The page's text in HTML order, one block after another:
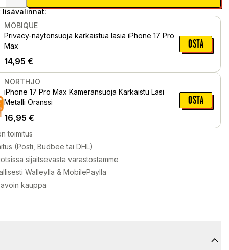
lisävalinnat:
MOBIQUE
Privacy-näytönsuoja karkaistua lasia iPhone 17 Pro
Max
14,95 €
OSTA
NORTHJO
iPhone 17 Pro Max Kameransuoja Karkaistu Lasi
Metalli Oranssi
16,95 €
OSTA
toimitus
(Posti, Budbee tai DHL)
sijaitsevasta varastostamme
Walleylla & MobilePaylla
kauppa